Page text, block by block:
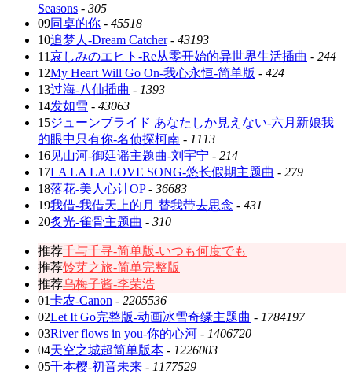
Seasons - 305
09同桌的你 - 45518
10追梦人-Dream Catcher- 43193
11哀しみのエヒト-Re从零开始的异世界生活插曲 - 244
12My Heart Will Go On-我心永恒-简单版 - 424
13过海-八仙插曲 - 1393
14发如雪 - 43063
15ジューンブライド あなたしか見えない-六月新娘我
的眼中只有你-名侦探柯南 - 1113
16见山河-御廷谣主题曲-刘宇宁 - 214
17LA LA LA LOVE SONG-悠长假期主题曲 - 279
18落花-美人心计OP- 36683
19我借-我借天上的月 替我带去思念 - 431
20炙光-雀骨主题曲 - 310
推荐千与千寻-简单版-いつも何度でも
推荐铃芽之旅-简单完整版
推荐乌梅子酱-李荣浩
01卡农-Canon - 2205536
02Let It Go完整版-动画冰雪奇缘主题曲 - 1784197
03River flows in you-你的心河 - 1406720
04天空之城超简单版本 - 1226003
05千本樱-初音未来 - 1177529